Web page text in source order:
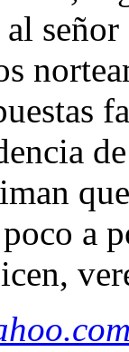
a